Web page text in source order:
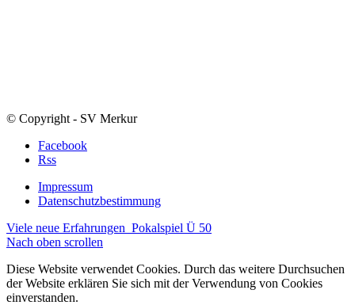
© Copyright - SV Merkur
Facebook
Rss
Impressum
Datenschutzbestimmung
Viele neue Erfahrungen Pokalspiel Ü 50
Nach oben scrollen
Diese Website verwendet Cookies. Durch das weitere Durchsuchen
der Website erklären Sie sich mit der Verwendung von Cookies
einverstanden.